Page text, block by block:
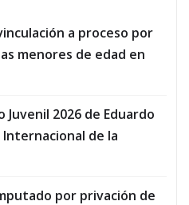
a proceso por
menores de edad en
2026 de Eduardo
de la
por privación de